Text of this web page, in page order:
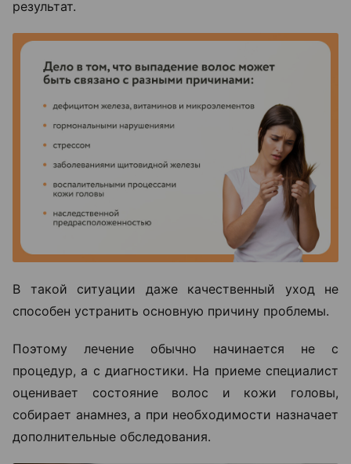
результат.
В такой ситуации даже качественный уход не
способен устранить основную причину проблемы.
Поэтому лечение обычно начинается не с
процедур, а с диагностики. На приеме специалист
оценивает состояние волос и кожи головы,
собирает анамнез, а при необходимости назначает
дополнительные обследования.